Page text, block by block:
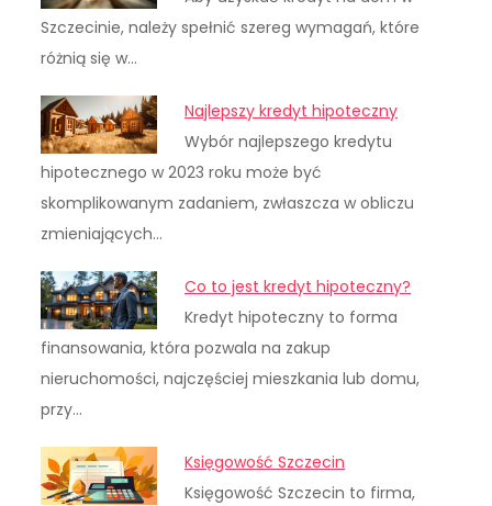
Szczecinie, należy spełnić szereg wymagań, które
różnią się w…
Najlepszy kredyt hipoteczny
Wybór najlepszego kredytu
hipotecznego w 2023 roku może być
skomplikowanym zadaniem, zwłaszcza w obliczu
zmieniających…
Co to jest kredyt hipoteczny?
Kredyt hipoteczny to forma
finansowania, która pozwala na zakup
nieruchomości, najczęściej mieszkania lub domu,
przy…
Księgowość Szczecin
Księgowość Szczecin to firma,